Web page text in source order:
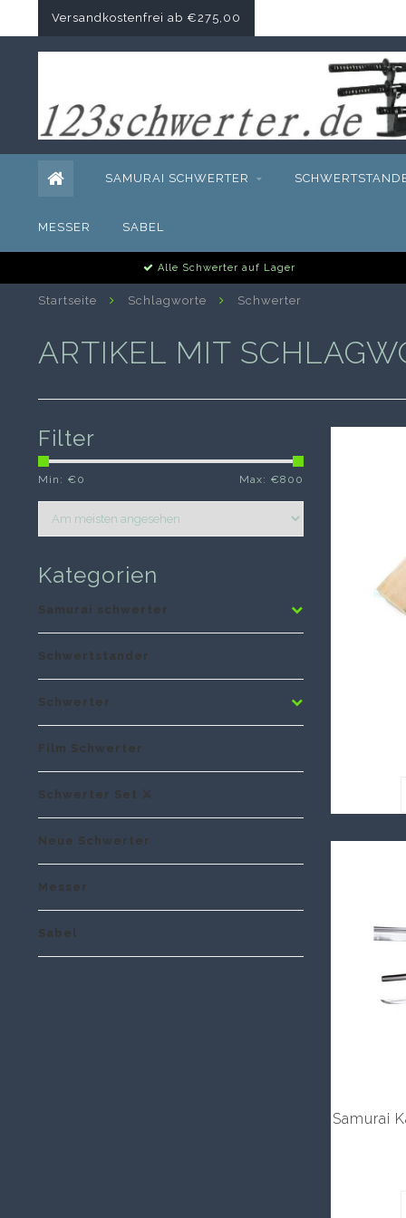
Versandkostenfrei ab €275,00
SAMURAI SCHWERTER
MESSER SABEL
Alle Schwerter auf Lager
Startseite Schlagworte Schwerter
ARTIKEL MIT
Filter
Min: €0 Max: €800
Kategorien
Samurai schwerter
Schwertstander
Schwerter
Film Schwerter
Schwerter Set ⚔️
Neue Schwerter
Messer
Sabel
Samurai